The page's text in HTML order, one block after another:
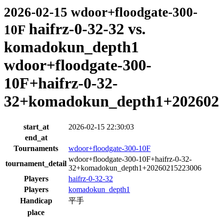
2026-02-15 wdoor+floodgate-300-
10F haifrz-0-32-32 vs.
komadokun_depth1
wdoor+floodgate-300-
10F+haifrz-0-32-
start_at
2026-02-15 22:30:03
end_at
Tournaments
wdoor+floodgate-300-10F
tournament_detail
wdoor+floodgate-300-10F+haifrz-0-32-
32+komadokun_depth1+20260215223006
Players
haifrz-0-32-32
Players
komadokun_depth1
Handicap
平手
place